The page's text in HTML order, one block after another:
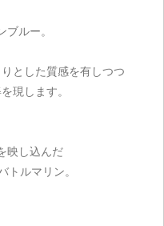
ブルー。
とした質感を有しつつ
現します。
映し込んだ
トルマリン。